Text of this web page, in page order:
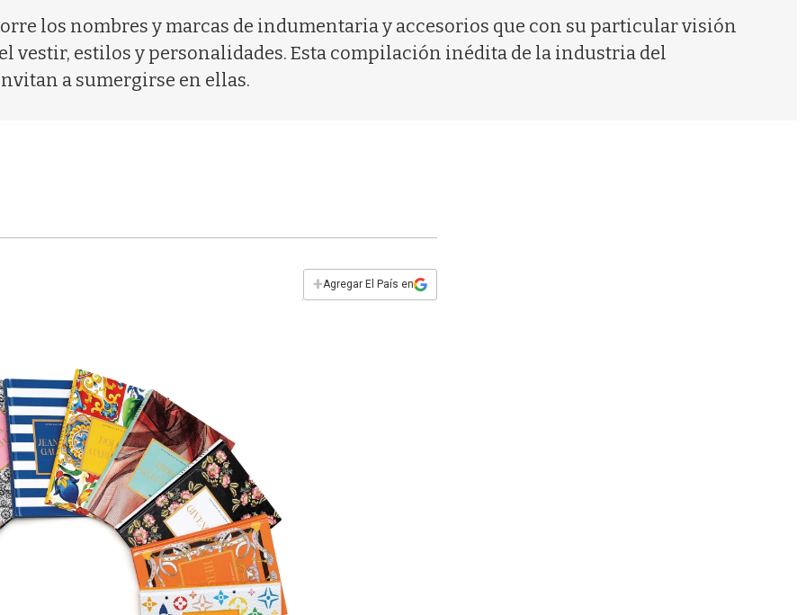
los nombres y marcas de indumentaria y accesorios que con su particular visión
vestir, estilos y personalidades. Esta compilación inédita de la industria del
a sumergirse en ellas.
+Agregar El País en